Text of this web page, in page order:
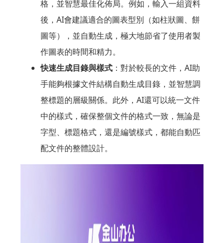
格，並智慧最佳化佈局。例如，輸入一組資料
後，AI會建議適合的圖表型別（如柱狀圖、餅
圖等），並自動生成，極大地節省了使用者製
作圖表的時間和精力。
快速生成目錄與樣式：對於較長的文件，AI助
手能夠根據文件結構自動生成目錄，並智慧調
整標題的層級關係。此外，AI還可以統一文件
中的樣式，確保整個文件的格式一致，無論是
字型、標題格式，還是編號樣式，都能自動匹
配文件的整體設計。